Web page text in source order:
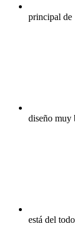
principal de
diseño muy
está del